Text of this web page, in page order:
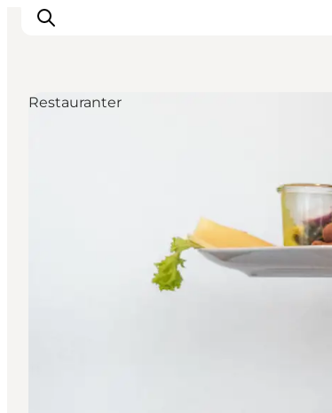
Planlæg ferien
Restauranter